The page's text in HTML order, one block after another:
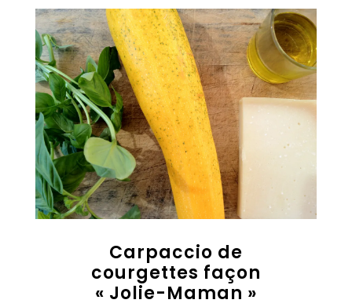
Carpaccio de
courgettes façon
« Jolie-Maman »